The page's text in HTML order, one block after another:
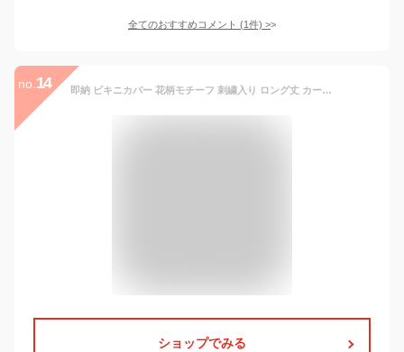
全てのおすすめコメント (1件) >
no. 14 即納 ビキニカバー 花柄モチーフ 刺繍入り ロング丈 カーディガン 水着の上に着るビーチガウン レースカバー 前開き UV対策 レディース 長袖 夏 UVカット 日焼け対策 薄手 透け感 冷房対策 アウター 羽織りリゾート 海/ビーチ カジュアル 海外旅行 海外セレブレース
ショップでみる